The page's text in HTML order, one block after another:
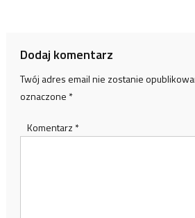
Dodaj komentarz
Twój adres email nie zostanie
oznaczone *
Komentarz *